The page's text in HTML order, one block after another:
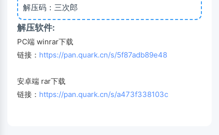
解压码：三次郎
解压软件:
PC端 winrar下载
链接： https://pan.quark.cn/s/5f87adb89e48
安卓端 rar下载
链接： https://pan.quark.cn/s/a473f338103c